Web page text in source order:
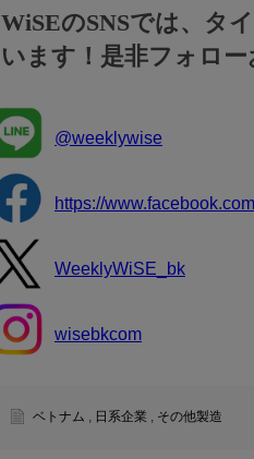
WiSEのSNSでは、タ
います！是非フォロー
@weeklywise
https://
WeeklyWiSE_bk
wisebkcom
ベトナム , 日系企業 , その他製造